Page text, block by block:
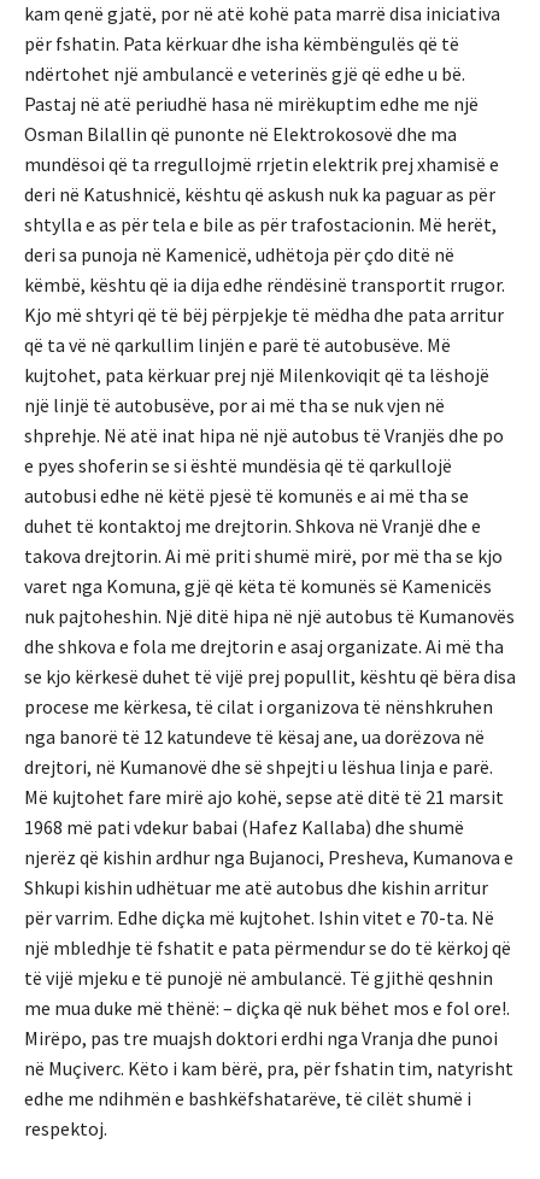
kam qenë gjatë, por në atë kohë pata marrë disa iniciativa
për fshatin. Pata kërkuar dhe isha këmbëngulës që të
ndërtohet një ambulancë e veterinës gjë që edhe u bë.
Pastaj në atë periudhë hasa në mirëkuptim edhe me një
Osman Bilallin që punonte në Elektrokosovë dhe ma
mundësoi që ta rregullojmë rrjetin elektrik prej xhamisë e
deri në Katushnicë, kështu që askush nuk ka paguar as për
shtylla e as për tela e bile as për trafostacionin. Më herët,
deri sa punoja në Kamenicë, udhëtoja për çdo ditë në
këmbë, kështu që ia dija edhe rëndësinë transportit rrugor.
Kjo më shtyri që të bëj përpjekje të mëdha dhe pata arritur
që ta vë në qarkullim linjën e parë të autobusëve. Më
kujtohet, pata kërkuar prej një Milenkoviqit që ta lëshojë
një linjë të autobusëve, por ai më tha se nuk vjen në
shprehje. Në atë inat hipa në një autobus të Vranjës dhe po
e pyes shoferin se si është mundësia që të qarkullojë
autobusi edhe në këtë pjesë të komunës e ai më tha se
duhet të kontaktoj me drejtorin. Shkova në Vranjë dhe e
takova drejtorin. Ai më priti shumë mirë, por më tha se kjo
varet nga Komuna, gjë që këta të komunës së Kamenicës
nuk pajtoheshin. Një ditë hipa në një autobus të Kumanovës
dhe shkova e fola me drejtorin e asaj organizate. Ai më tha
se kjo kërkesë duhet të vijë prej popullit, kështu që bëra disa
procese me kërkesa, të cilat i organizova të nënshkruhen
nga banorë të 12 katundeve të kësaj ane, ua dorëzova në
drejtori, në Kumanovë dhe së shpejti u lëshua linja e parë.
Më kujtohet fare mirë ajo kohë, sepse atë ditë të 21 marsit
1968 më pati vdekur babai (Hafez Kallaba) dhe shumë
njerëz që kishin ardhur nga Bujanoci, Presheva, Kumanova e
Shkupi kishin udhëtuar me atë autobus dhe kishin arritur
për varrim. Edhe diçka më kujtohet. Ishin vitet e 70-ta. Në
një mbledhje të fshatit e pata përmendur se do të kërkoj që
të vijë mjeku e të punojë në ambulancë. Të gjithë qeshnin
me mua duke më thënë: – diçka që nuk bëhet mos e fol ore!.
Mirëpo, pas tre muajsh doktori erdhi nga Vranja dhe punoi
në Muçiverc. Këto i kam bërë, pra, për fshatin tim, natyrisht
edhe me ndihmën e bashkëfshatarëve, të cilët shumë i
respektoj.